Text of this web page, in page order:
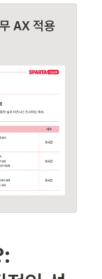
AX 적용